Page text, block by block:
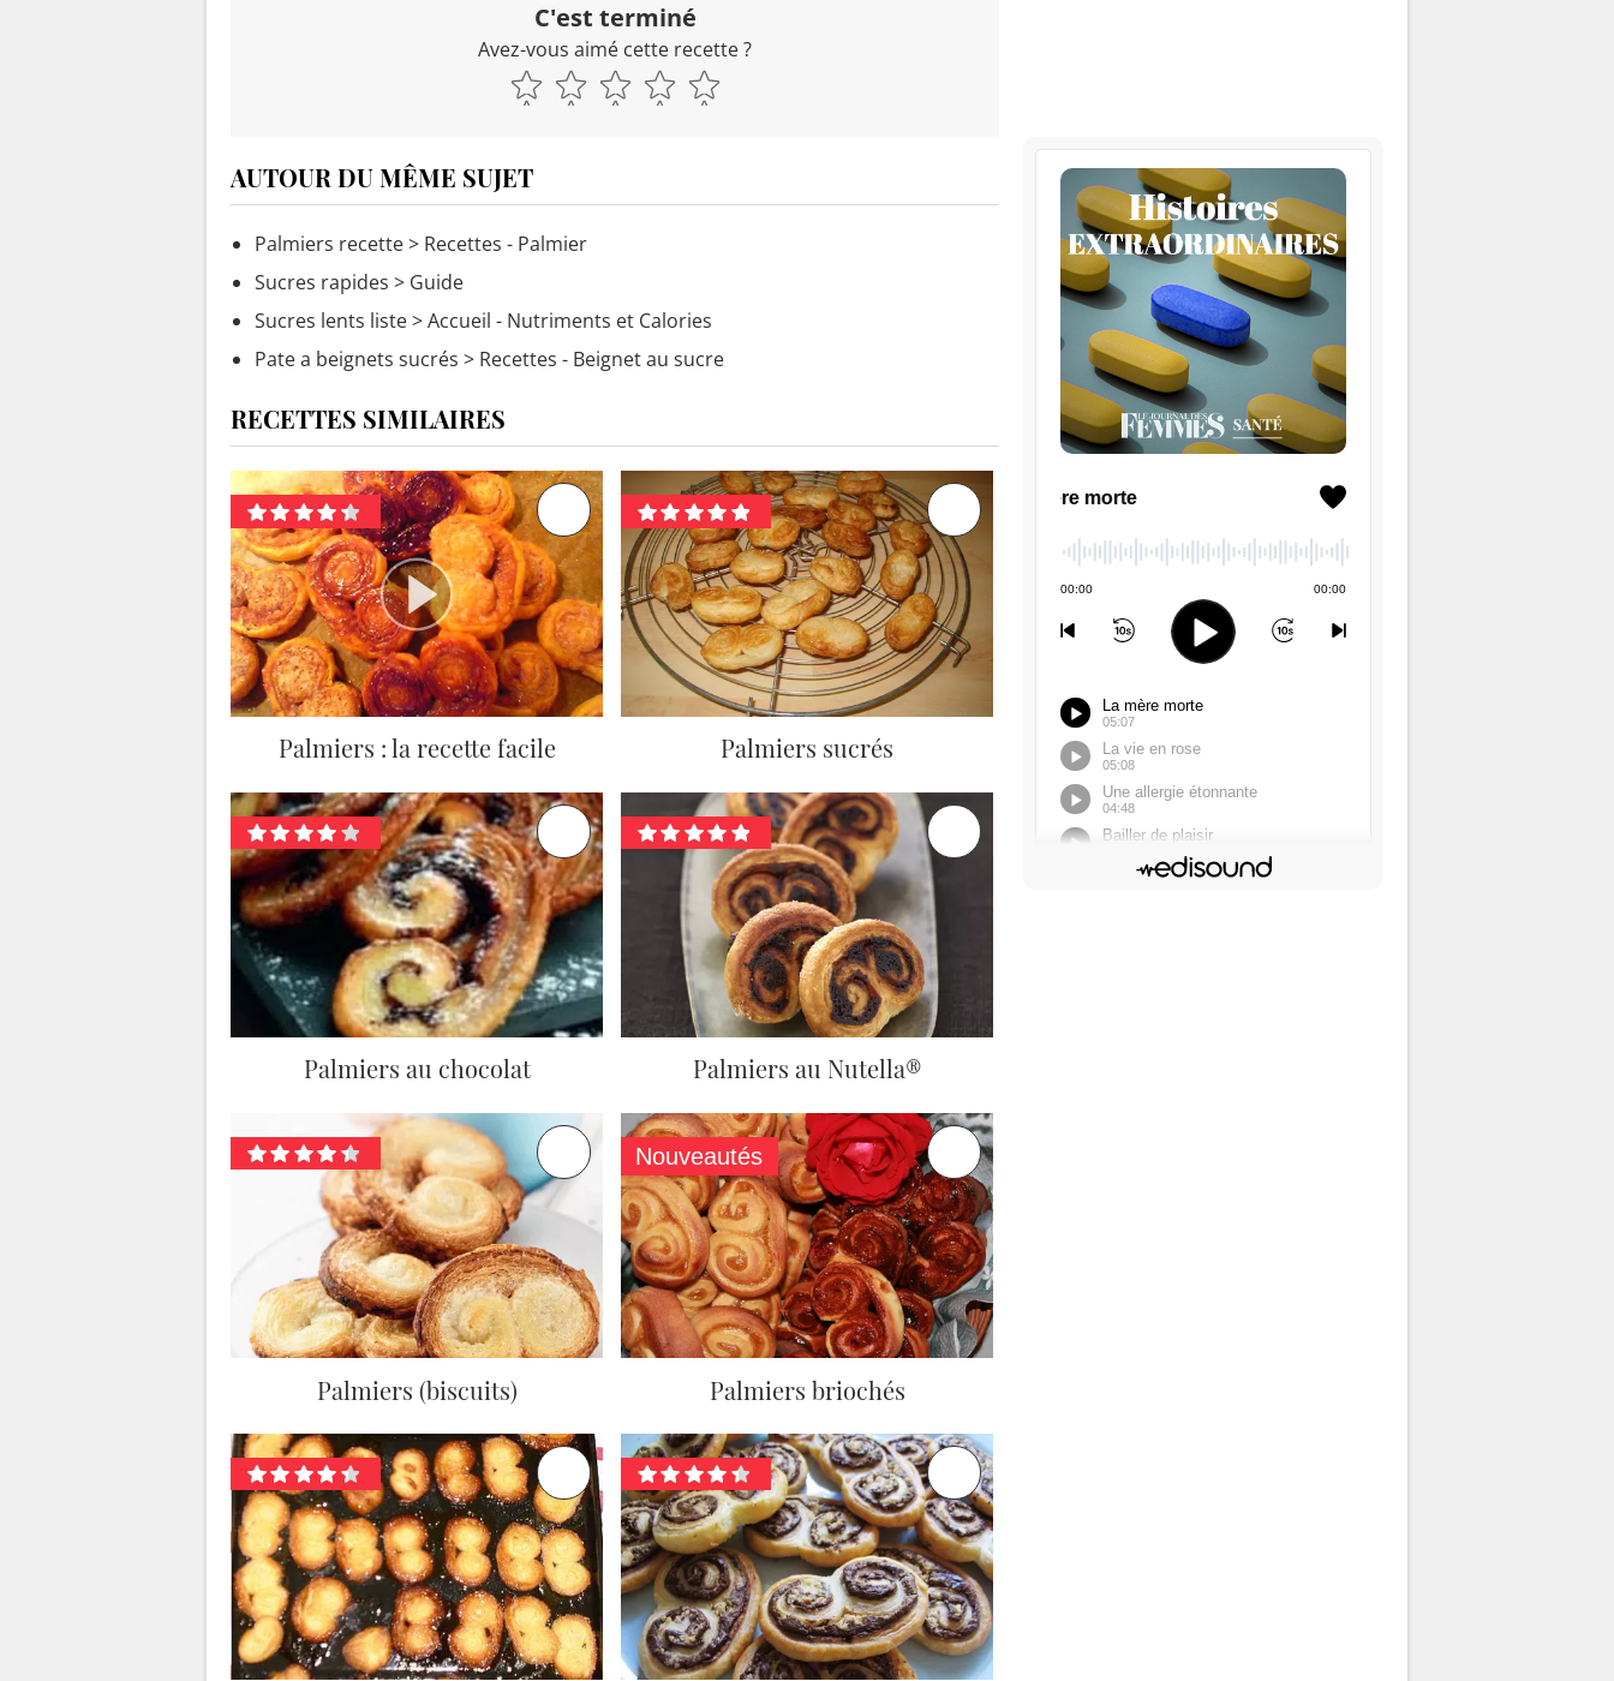
C'est terminé
Avez-vous aimé cette recette ?
AUTOUR DU MÊME SUJET
Palmiers recette> Recettes - Palmier
Sucres rapides > Guide
Sucres lents liste> Accueil - Nutriments et Calories
Pate a beignets sucrés > Recettes - Beignet au sucre
RECETTES SIMILAIRES
Palmiers : la recette facile Palmiers sucrés
Palmiers au chocolat Palmiers au Nutella®
Palmiers (biscuits)
Nouveautés
Palmiers briochés